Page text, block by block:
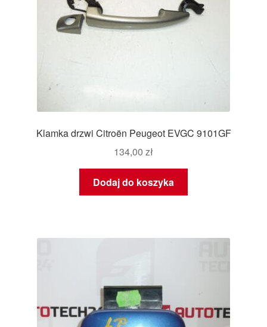
Klamka drzwi Citroën Peugeot EVGC 9101GF
134,00 zł
Dodaj do koszyka